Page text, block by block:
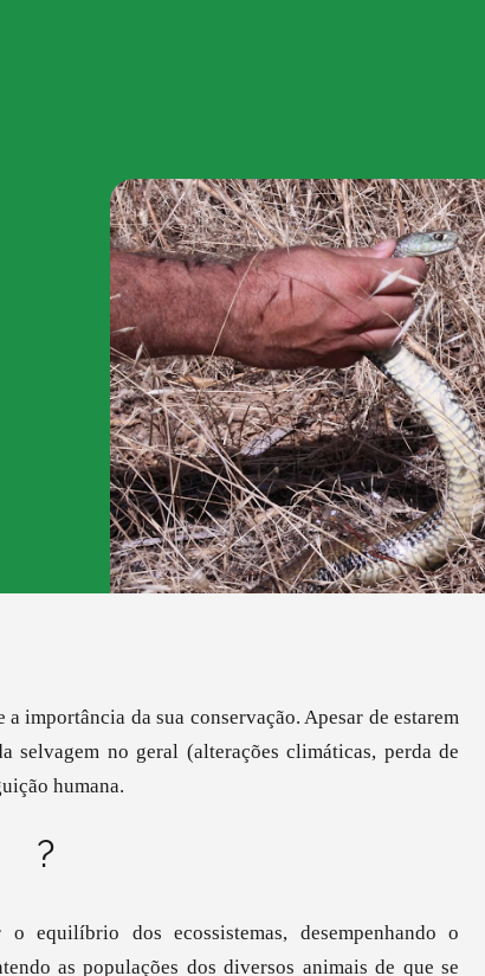
importância da sua conservação. Apesar de estarem
selvagem no geral (alterações climáticas, perda de
humana.
?
equilíbrio dos ecossistemas, desempenhando o
as populações dos diversos animais de que se